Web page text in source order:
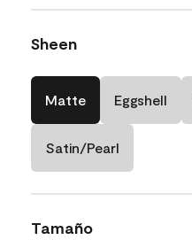
Sheen
Matte Eggshell
Satin/Pearl
Tamaño